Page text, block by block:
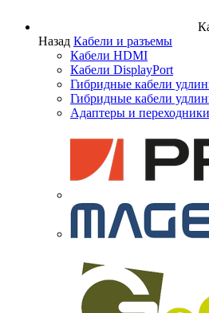
Назад Кабели и разъемы
Кабели HDMI
Кабели DisplayPort
Гибридные кабели
Гибридные кабели
Адаптеры и переходники